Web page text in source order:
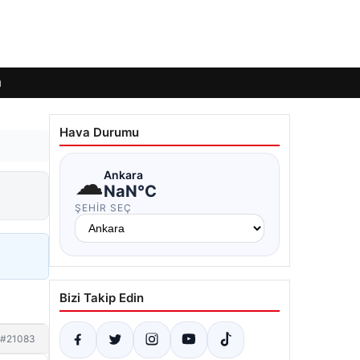
#21083
Hava Durumu
☁Ankara
NaN°C
ŞEHIR SEÇ
Bizi Takip Edin